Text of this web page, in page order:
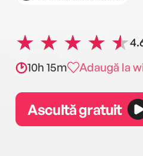
10h 15m
Adaugă la
Ascultă gratuit